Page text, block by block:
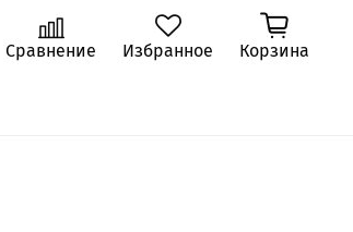
Сравнение Избранное Корзина